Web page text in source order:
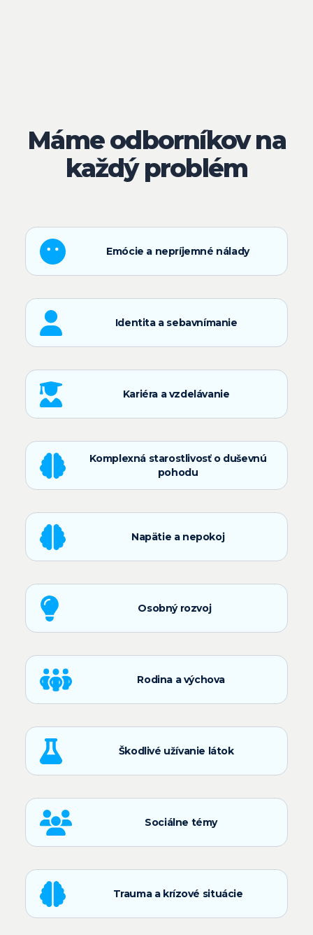
Máme odborníkov na
každý problém
Emócie a nepríjemné nálady
Identita a sebavnímanie
Kariéra a vzdelávanie
Komplexná starostlivosť o duševnú
pohodu
Napätie a nepokoj
Osobný rozvoj
Rodina a výchova
Škodlivé užívanie látok
Sociálne témy
Trauma a krízové situácie